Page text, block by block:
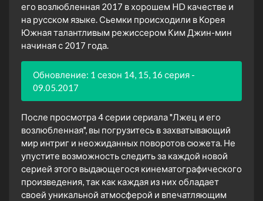
его возлюбленная 2017 в хорошем HD качестве и
на русском языке. Сьемки происходили в Корея
Южная талантливым режиссером Ким Джин-мин
начиная с 2017 года.
Обновление: 1 сезон 14, 15, 16 серия -
09.05.2017
После просмотра 4 серии сериала "Лжец и его
возлюбленная", вы погрузитесь в захватывающий
мир интриг и неожиданных поворотов сюжета. Не
упустите возможность следить за каждой новой
серией этого выдающегося кинематографического
произведения, так как каждая из них обладает
своей уникальной атмосферой и впечатляющим